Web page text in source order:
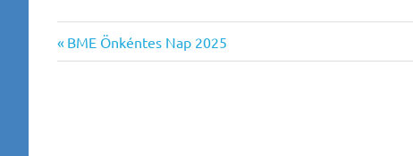
Bejegyzés
Previous
Post:
BME Önkéntes Nap 2025